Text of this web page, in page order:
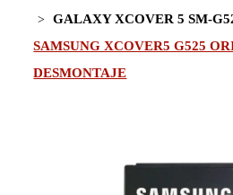
GALAXY XCOVER 5 SM-
SAMSUNG XCOVER5 G525
DESMONTAJE